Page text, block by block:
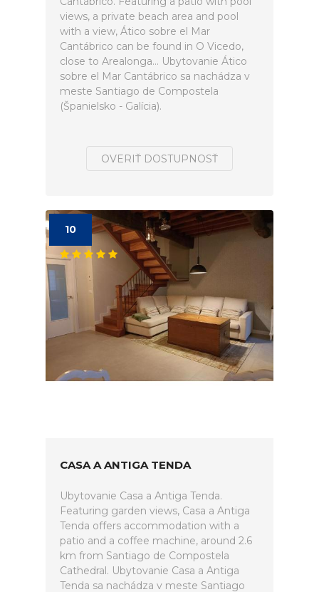
views, a private beach area and pool
with a view, Ático sobre el Mar
Cantábrico can be found in O Vicedo,
close to Arealonga... Ubytovanie Ático
sobre el Mar Cantábrico sa nachádza v
meste Santiago de Compostela
(Španielsko - Galícia).
OVERIŤ DOSTUPNOSŤ
10
CASA A ANTIGA TENDA
Ubytovanie Casa a Antiga Tenda.
Featuring garden views, Casa a Antiga
Tenda offers accommodation with a
patio and a coffee machine, around 2.6
km from Santiago de Compostela
Cathedral. Ubytovanie Casa a Antiga
Tenda sa nachádza v meste Santiago